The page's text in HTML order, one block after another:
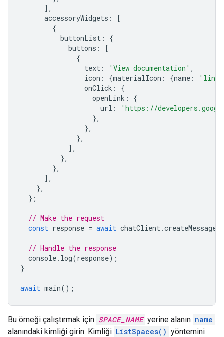
],
accessoryWidgets :
[
{
buttonList :
{
buttons :
[
{
text : 'View documentation' ,
icon : {materialIcon : {name :
'link'
onClick :
{
openLink :
{
url :
'https://
},
},
},
],
},
},
],
},
};
// Make the request
const response = await chatClient .createMessage
// Handle the response
console. log(response);
}
await main();
Bu örneği çalıştırmak için SPACE_NAME yerine alanın name
alanındaki kimliği girin. Kimliği ListSpaces() yöntemini